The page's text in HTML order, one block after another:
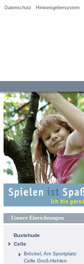
Datenschutz Hinweisgebersystem
Unsere Einrichtungen
Buxtehude
Celle
Bröckel, Am Sportplatz
Celle Groß-Hehlen